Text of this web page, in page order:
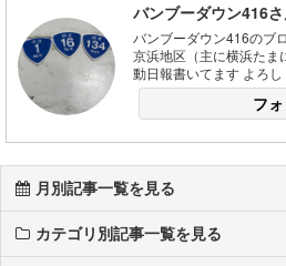
バンブーダウン416
バンブーダウン416のブ
京浜地区（主に横浜たま
動日報書いてます よろ
フ
月別記事一覧を見る
カテゴリ別記事一覧を見る